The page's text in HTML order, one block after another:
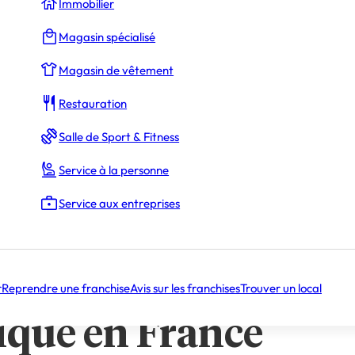
Immobilier
Magasin spécialisé
Magasin de vêtement
Restauration
Salle de Sport & Fitness
Service à la personne
Service aux entreprises
Reprendre une franchiseAvis sur les franchisesTrouver un local
Domingues
dans la beauté : les défis à relever
du marché
en France